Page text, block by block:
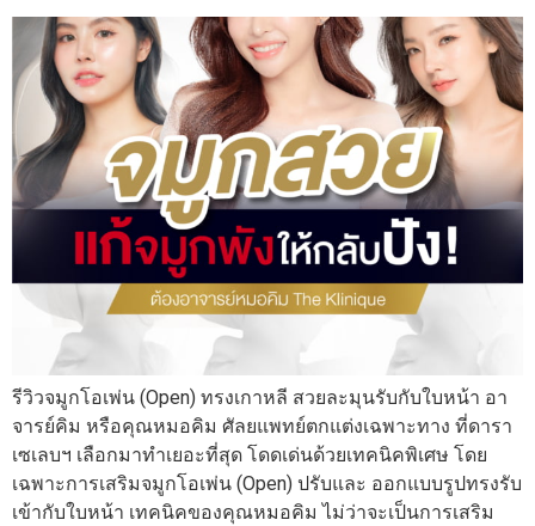
รีวิวจมูกโอเพ่น (Open) ทรงเกาหลี สวยละมุนรับกับใบหน้า อา
จารย์คิม หรือคุณหมอคิม ศัลยแพทย์ตกแต่งเฉพาะทาง ที่ดารา
เซเลบฯ เลือกมาทำเยอะที่สุด โดดเด่นด้วยเทคนิคพิเศษ โดย
เฉพาะการเสริมจมูกโอเพ่น (Open) ปรับและ ออกแบบรูปทรงรับ
เข้ากับใบหน้า เทคนิคของคุณหมอคิม ไม่ว่าจะเป็นการเสริม